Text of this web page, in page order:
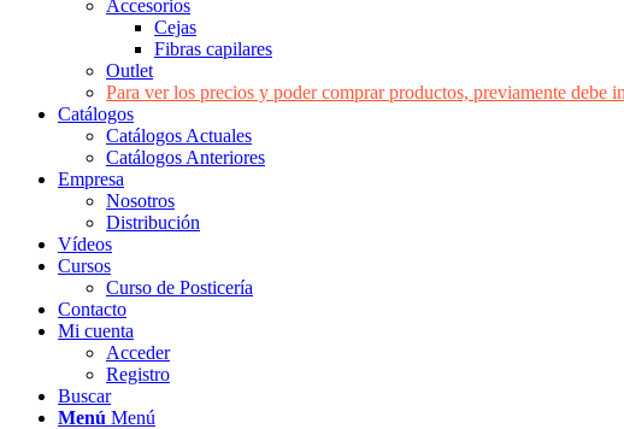
Accesorios
Cejas
Fibras capilares
Outlet
Para ver los precios y poder comprar productos, previamente debe
Catálogos
Catálogos Actuales
Catálogos Anteriores
Empresa
Nosotros
Distribución
Vídeos
Cursos
Curso de Posticería
Contacto
Mi cuenta
Acceder
Registro
Buscar
Menú Menú